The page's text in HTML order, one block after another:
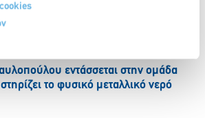
cookies
εντάσσεται στην ομάδα
το φυσικό μεταλλικό νερό